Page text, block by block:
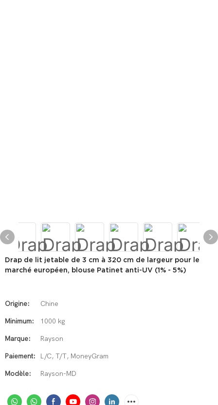
Drap de lit jetable de 3 cm à 320 cm de largeur pour le
marché européen, blouse Patinet anti-UV (1% - 5%)
Origine: Chine
Minimum: 1000 kg
Marque: Rayson
Paiement: L/C, T/T, MoneyGram
Modèle: Rayson-MD